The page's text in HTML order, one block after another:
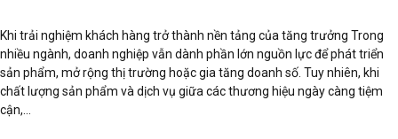
Khi trải nghiệm khách hàng trở thành nền tảng của tăng trưởng Trong
nhiều ngành, doanh nghiệp vẫn dành phần lớn nguồn lực để phát triển
sản phẩm, mở rộng thị trường hoặc gia tăng doanh số. Tuy nhiên, khi
chất lượng sản phẩm và dịch vụ giữa các thương hiệu ngày càng tiệm
cận,...